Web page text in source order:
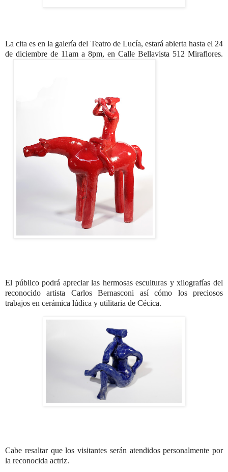
La cita es en la galeríadel Teatro de Lucía, estará abierta hasta el 24
de diciembre de 11am a 8pm, en Calle Bellavista 512 Miraflores.
El público podrá apreciar las hermosas esculturas y xilografías del
reconocido artista Carlos Bernasconi así cómo los preciosos
trabajos en cerámica lúdica y utilitaria de Cécica.
Cabe resaltar que los visitantes serán atendidos personalmente por
la reconocida actriz.